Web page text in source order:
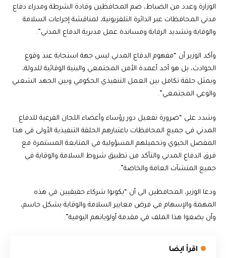
الوزارة وعدد من الضباط، ضم المحافظين وقادة الشرطة ومدراء دفاع
مدني المحافظات عبر الدائرة التلفزيونية، لمناقشة إجراءات السلامة
والوقاية وتشديد الرقابة ومساندة عمل مديرية الدفاع المدني”.
وأكد الوزير أن “مفهوم الدفاع المدني ليس جهة استجابة عند وقوع
الحوادث، بل هو أحد أعمدة الأمن المجتمعي والبنية الوقائية للدولة،
ويمثل حلقة تكامل بين العمل التنفيذي الحكومي وبين الجهد الشعبي
والوعي المجتمعي”.
وشدد على “ضرورة تفعيل دور رؤساء وأعضاء اللجان الفرعية للدفاع
المدني في جميع المحافظات باعتبارهم الحلقة التنفيذية الأولى في هذا
المفصل الحيوي وتحميلهم المسؤولية في المتابعة المستمرة مع
فرق الدفاع المدني والتأكد من تطبيق شروط السلامة والوقاية في
جميع المنشآت العامة والخاصة”.
ودعا الوزير، المحافظين الى أن “يكونوا شركاء حقيقيين في هذه
المهمة والإسهام في فرض معايير السلامة والوقاية بشكل حاسم،
وأن يضعوا هذا الملف في مقدمة أولوياتهم اليومية”.
اقرأ ايضا